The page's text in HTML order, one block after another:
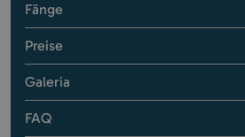
Fänge
Preise
Galeria
FAQ